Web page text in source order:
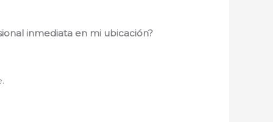
inmediata en mi ubicación?